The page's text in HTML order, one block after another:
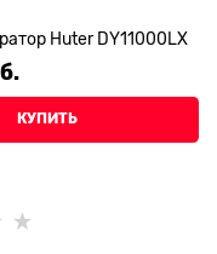
Huter DY11000LX
КУПИТЬ